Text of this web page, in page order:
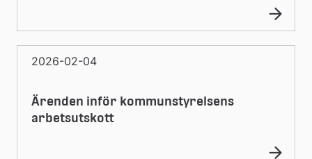
2026-02-04
Ärenden inför kommunstyrelsens
arbetsutskott